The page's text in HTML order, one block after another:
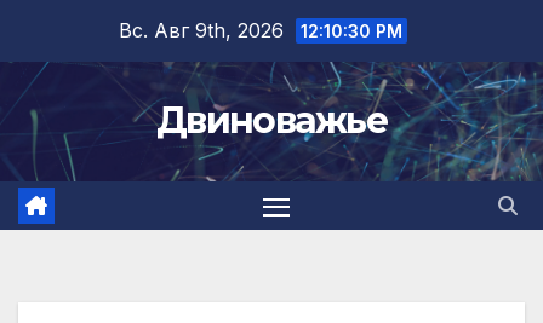
содержимому
Вс. Авг 9th, 2026 12:10:31 PM
Двиноважье